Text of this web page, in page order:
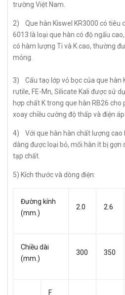
trường Việt Nam.
2) Que hàn Kiswel KR3000 có tiêu
6013 là loại que hàn có độ ngấu
có hàm lượng Ti và K cao, thường
mỏng.
3) Cấu taọ lớp vỏ bọc của que hàn
rutile, FE-Mn, Silicate Kali được sử
hợp chất K trong que hàn RB26 cho
xoay chiều cường độ thấp và điện
4) Với que hàn hàn chất lượng cao
dàng được loại bỏ, mối hàn ít bị gợn
tạp chất.
5) Kích thước và dòng điện:
Đường kính
(mm.)
2.0 2.6
Chiều dài
(mm.)
300 350
F